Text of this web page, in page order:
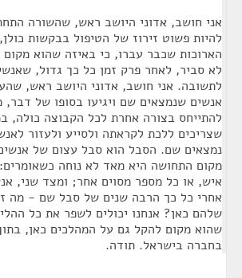
אני חושב, אדוני היושב ראש, שהשורה
להיות פשוט זירוז של הטיפול בבקשות
הארוכות שכבר עברו, כי באיזה שהוא
לא סביר, לאחר פרק זמן כל כך גדול,
לתשובה. אני חושב, אדוני היושב ראש,
אנשים שנמצאים שם ויגיעו בסופו של דבר,
להתייחס בצורה אחרת לכל הקבוצה כולה,
שצריכים ללכת לקראתה ולסייע ולעזור
נמצאים שם. הסבל הוא סבל עצום של
איש, או כל מספר מסוים אחר; ומצד שני,
אחרי כל כך הרבה שנים של סבל שם - מה
שלהם כאן? אנחנו יכולים לשפר את כל
שהוא מקום להקל גם על המהלכים כאן,
בחברה בישראל. תודה.